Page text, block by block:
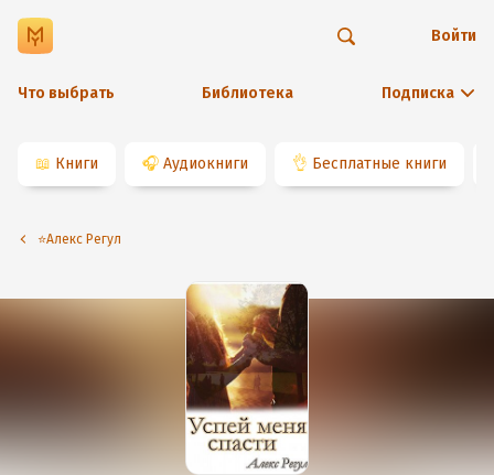
Что выбрать Библиотека Подписка
Войти
📖 Книги 🎧 Аудиокниги 👌 Бесплатные книги
⭐️Алекс Регул